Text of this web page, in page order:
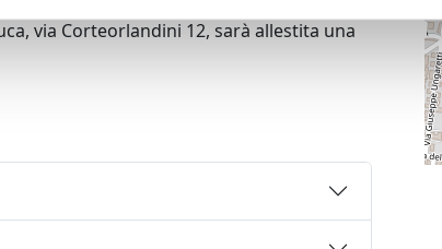
via Corteorlandini 12, sarà allestita una